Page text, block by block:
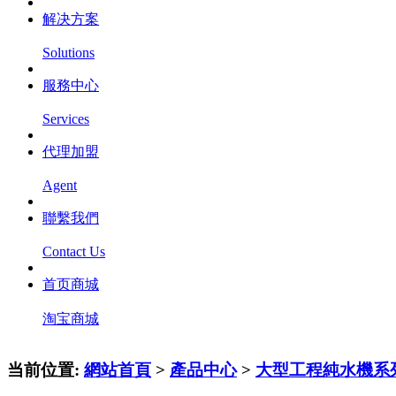
解决方案
Solutions
服務中心
Services
代理加盟
Agent
聯繫我們
Contact Us
首页商城
淘宝商城
当前位置: 網站首頁 > 產品中心> 大型工程純水機系